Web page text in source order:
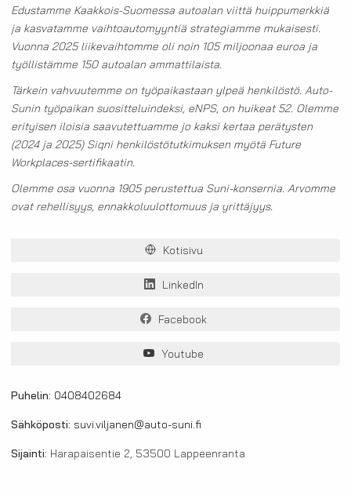
Edustamme Kaakkois-Suomessa autoalan viittä huippumerkkiä
ja kasvatamme vaihtoautomyyntiä strategiamme mukaisesti.
Vuonna 2025 liikevaihtomme oli noin 105 miljoonaa euroa ja
työllistämme 150 autoalan ammattilaista.
Tärkein vahvuutemme on työpaikastaan ylpeä henkilöstö. Auto-
Sunin työpaikan suositteluindeksi, eNPS, on huikeat 52. Olemme
erityisen iloisia saavutettuamme jo kaksi kertaa perätysten
(2024 ja 2025) Siqni henkilöstötutkimuksen myötä Future
Workplaces-sertifikaatin.
Olemme osa vuonna 1905 perustettua Suni-konsernia. Arvomme
ovat rehellisyys, ennakkoluulottomuus ja yrittäjyys.
Kotisivu
LinkedIn
Facebook
Youtube
Puhelin: 0408402684
Sähköposti: suvi.viljanen@auto-suni.fi
Sijainti: Harapaisentie 2, 53500 Lappeenranta